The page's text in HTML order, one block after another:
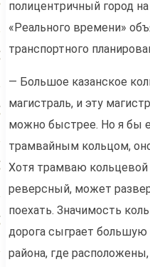
полицентричный город
«Реального времени»
транспортного
— Большое казанское
магистраль, и эту
можно быстрее. Но я бы
трамвайным кольцом,
Хотя трамваю
реверсный, может
поехать. Значимость
дорога сыграет большую
района, где